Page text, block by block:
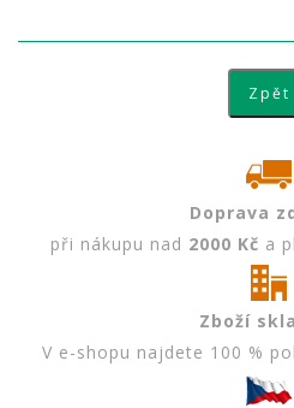
Doprava
při nákupu nad 2000 Kč a
Zboží
V e-shopu najdete 100 %